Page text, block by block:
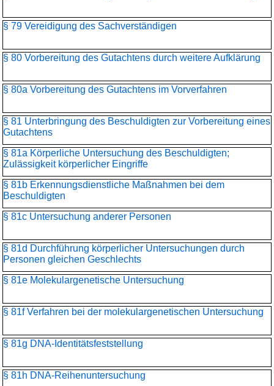
§ 79 Vereidigung des Sachverständigen
§ 80 Vorbereitung des Gutachtens durch weitere Aufklärung
§ 80a Vorbereitung des Gutachtens im Vorverfahren
§ 81 Unterbringung des Beschuldigten zur Vorbereitung eines
Gutachtens
§ 81a Körperliche Untersuchung des Beschuldigten;
Zulässigkeit körperlicher Eingriffe
§ 81b Erkennungsdienstliche Maßnahmen bei dem
Beschuldigten
§ 81c Untersuchung anderer Personen
§ 81d Durchführung körperlicher Untersuchungen durch
Personen gleichen Geschlechts
§ 81e Molekulargenetische Untersuchung
§ 81f Verfahren bei der molekulargenetischen Untersuchung
§ 81g DNA-Identitätsfeststellung
§ 81h DNA-Reihenuntersuchung